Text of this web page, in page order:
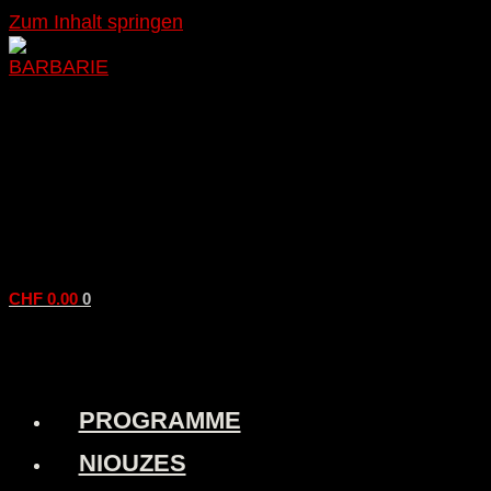
Zum Inhalt springen
CHF 0.00 0
PROGRAMME
NIOUZES